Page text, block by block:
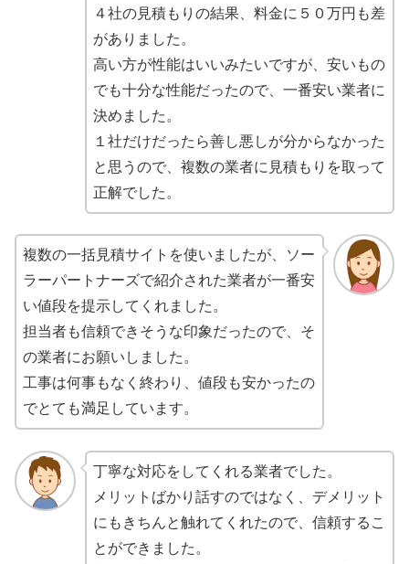
４社の見積もりの結果、料金に５０万円も差
がありました。
高い方が性能はいいみたいですが、安いもの
でも十分な性能だったので、一番安い業者に
決めました。
１社だけだったら善し悪しが分からなかった
と思うので、複数の業者に見積もりを取って
正解でした。
複数の一括見積サイトを使いましたが、ソー
ラーパートナーズで紹介された業者が一番安
い値段を提示してくれました。
担当者も信頼できそうな印象だったので、そ
の業者にお願いしました。
工事は何事もなく終わり、値段も安かったの
でとても満足しています。
丁寧な対応をしてくれる業者でした。
メリットばかり話すのではなく、デメリット
にもきちんと触れてくれたので、信頼するこ
とができました。